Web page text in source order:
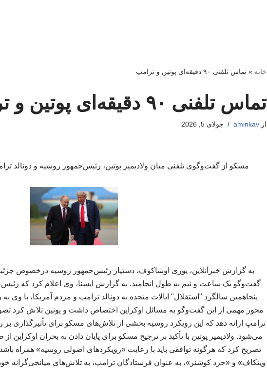
خانه »تماس تلفنی ۹۰ دقیقه‌ای پوتین و ترامپ
تماس تلفنی ۹۰ دقیقه‌ای پوتین و ترامپ
ازaminkav جولای 5, 2026
مسکو از گفت‌وگوی تلفنی میان ولادیمیر پوتین، رئیس‌جمهور روسیه و دونالد
به گزارش خبرآنلاین، یوری اوشاکوف، دستیار رئیس‌جمهور روسیه درخصوص
گفت‌وگو یک ساعت و نیم به طول انجامید. به گزارش ایسنا، وی اعلام کرد که
پنجاهمین سالگرد "استقلال" ایالات متحده به دونالد ترامپ و مردم آمریکا، با وی
محور مهمی از این گفت‌وگو به مسائل اوکراین اختصاص داشت و پوتین تلاش کرد
ترامپ ارائه دهد که این رویکرد روسیه بخشی از تلاش‌های مسکو برای تأثیرگذاری بر
می‌شود. ولادیمیر پوتین با تأکید بر ترجیح مسکو برای پایان دادن به بحران اوکراین
تصریح کرد که هرگونه توافقی باید با رعایت «رویکردهای اصولی روسیه» همراه
ویتکاف» و «جرد کوشنر»، به عنوان فرستادگان ترامپ، به تلاش‌های میانجی‌گرانه